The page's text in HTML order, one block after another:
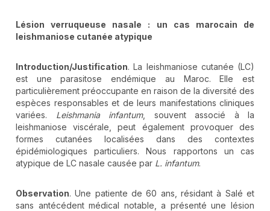
Lésion verruqueuse nasale : un cas marocain de
leishmaniose cutanée atypique
Introduction/Justification. La leishmaniose cutanée (LC)
est une parasitose endémique au Maroc. Elle est
particulièrement préoccupante en raison de la diversité des
espèces responsables et de leurs manifestations cliniques
variées. Leishmania infantum, souvent associé à la
leishmaniose viscérale, peut également provoquer des
formes cutanées localisées dans des contextes
épidémiologiques particuliers. Nous rapportons un cas
atypique de LC nasale causée par L. infantum.
Observation. Une patiente de 60 ans, résidant à Salé et
sans antécédent médical notable, a présenté une lésion